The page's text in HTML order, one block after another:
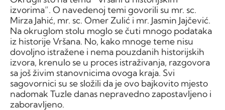
izvorima”. O navedenoj temi govorili su mr. sc.
Mirza Jahić, mr. sc. Omer Zulić i mr. Jasmin Jajčević.
Na okruglom stolu moglo se čuti mnogo podataka
iz historije Vršana. No, kako mnoge teme nisu
dovoljno istražene i nema pouzdanih historijskih
izvora, krenulo se u proces istraživanja, razgovora
sa još živim stanovnicima ovoga kraja. Svi
sagovornici su se složili da je ovo bajkovito mjesto
nadomak Tuzle danas nepravedno zapostavljeno i
zaboravljeno.